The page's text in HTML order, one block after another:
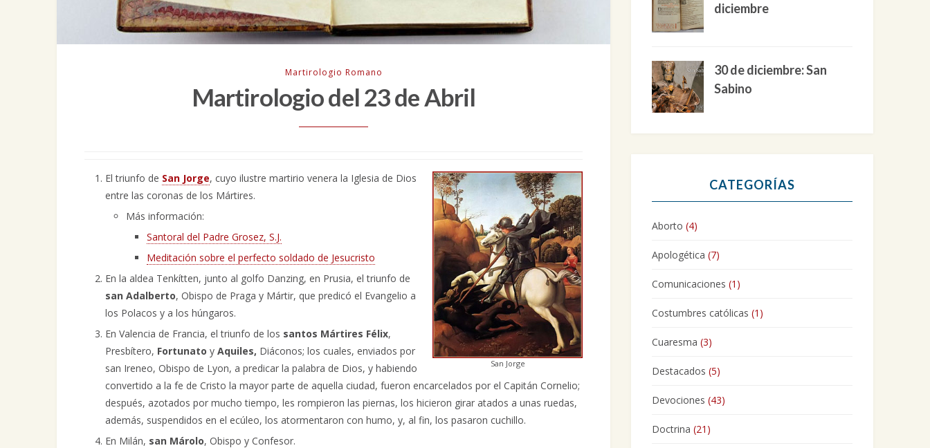
Martirologio Romano
Martirologio del 23 de Abril
San Jorge
El triunfo de San Jorge, cuyo ilustre martirio venera la Iglesia de Dios
entre las coronas de los Mártires.
Más información:
Santoral del Padre Grosez, S.J.
Meditación sobre el perfecto soldado de Jesucristo
En la aldea Tenkítten, junto al golfo Danzing, en Prusia, el triunfo de
san Adalberto, Obispo de Praga y Mártir, que predicó el Evangelio a
los Polacos y a los húngaros.
En Valencia de Francia, el triunfo de los santos Mártires Félix,
Presbítero, Fortunato y Aquiles, Diáconos; los cuales, enviados por
san Ireneo, Obispo de Lyon, a predicar la palabra de Dios, y habiendo
convertido a la fe de Cristo la mayor parte de aquella ciudad, fueron encarcelados por el Capitán Cornelio;
después, azotados por mucho tiempo, les rompieron las piernas, los hicieron girar atados a unas ruedas,
además, suspendidos en el ecúleo, los atormentaron con humo, y, al fin, los pasaron cuchillo.
En Milán, san Márolo, Obispo y Confesor.
diciembre
30 de diciembre: San
Sabino
CATEGORÍAS
Aborto (4)
Apologética (7)
Comunicaciones (1)
Costumbres católicas (1)
Cuaresma (3)
Destacados (5)
Devociones (43)
Doctrina (21)